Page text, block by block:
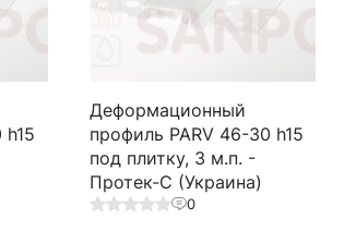
Деформационный
профиль PARV 46-30 h15
под плитку, 3 м.п. -
Протек-С (Украина)
0